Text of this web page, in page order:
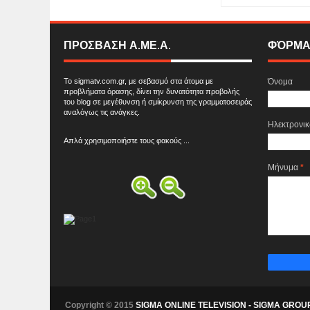
ΠΡΟΣΒΑΣΗ Α.ΜΕ.Α.
Το sigmatv.com.gr, με σεβασμό στα άτομα με
προβλήματα όρασης, δίνει την δυνατότητα προβολής
του blog σε μεγέθυνση ή σμίκρυνση της γραμματοσειράς
αναλόγως τις ανάγκες.
Απλά χρησιμοποιήστε τους φακούς ...
ΦΌΡΜΑ
Όνομα
Μήνυμα *
Copyright © 2015 SIGMA ONLINE TELEVISION - SIGMA